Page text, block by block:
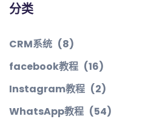
分类
CRM系统 (8)
facebook教程 (16)
Instagram教程 (2)
WhatsApp教程 (54)